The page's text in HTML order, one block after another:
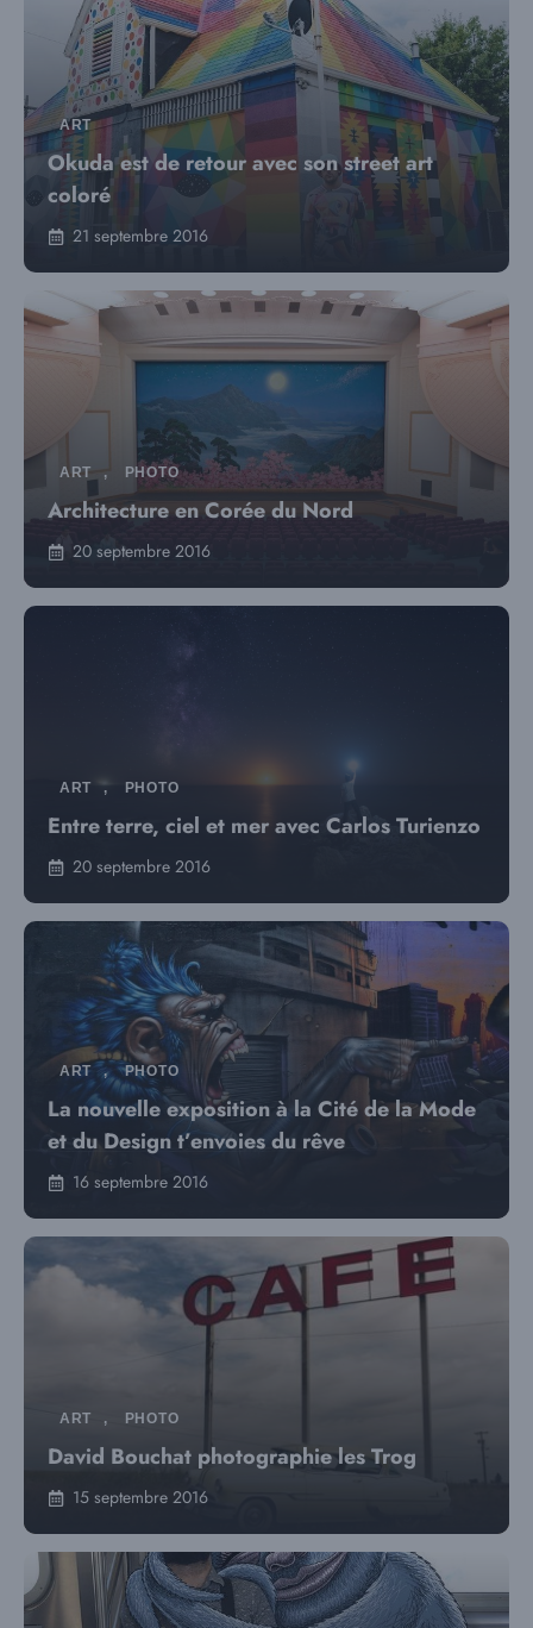
ART
Okuda est de retour avec son street art
coloré
21 septembre 2016
ART , PHOTO
Architecture en Corée du Nord
20 septembre 2016
ART , PHOTO
Entre terre, ciel et mer avec Carlos Turienzo
20 septembre 2016
ART , PHOTO
La nouvelle exposition à la Cité de la Mode
et du Design t’envoies du rêve
16 septembre 2016
ART , PHOTO
David Bouchat photographie les Trog
15 septembre 2016